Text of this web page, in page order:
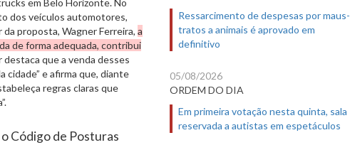
dos veículos automotores,
da proposta, Wagner Ferreira, a
de forma adequada, contribui
destaca que a venda desses
cidade” e afirma que, diante
regras claras que
Código de Posturas
Ressarcimento de despesas por maus-
tratos a animais é aprovado em
definitivo
05/08/2026
ORDEM DO DIA
Em primeira votação nesta quinta, sala
reservada a autistas em espetáculos